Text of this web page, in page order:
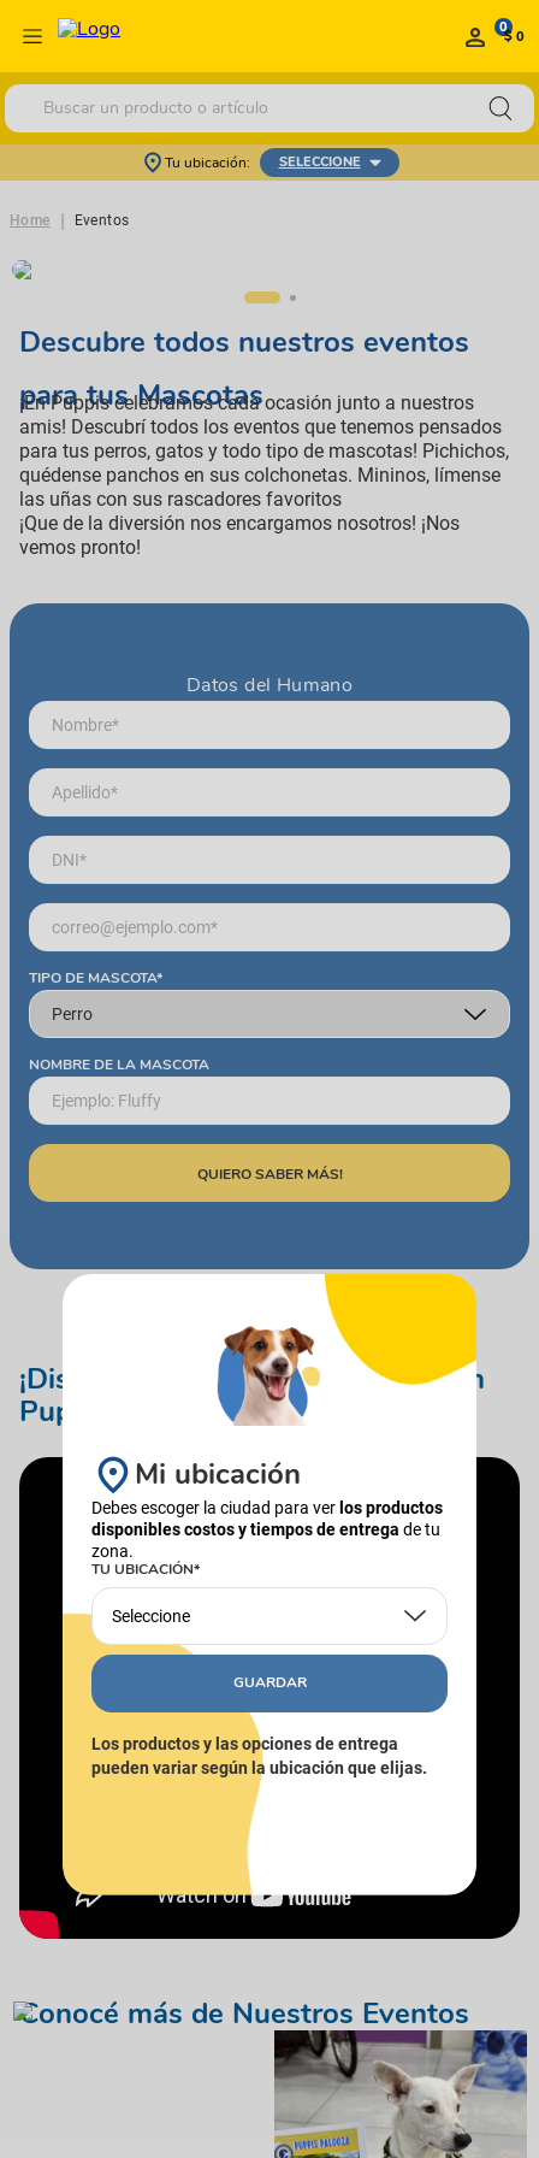
0$ 0
Buscar un producto o artículo
Tu ubicación: SELECCIONE
Home | Eventos
Descubre todos nuestros eventos
para tus Mascotas
¡En Puppis celebramos cada ocasión junto a nuestros
amis! Descubrí todos los eventos que tenemos pensados
para tus perros, gatos y todo tipo de mascotas! Pichichos,
quédense panchos en sus colchonetas. Mininos, límense
las uñas con sus rascadores favoritos
¡Que de la diversión nos encargamos nosotros! ¡Nos
vemos pronto!
Datos del Humano
TIPO DE MASCOTA*
NOMBRE DE LA MASCOTA
QUIERO SABER MÁS!
¡Disfruta de eventos en familia con
Puppis!
Conocé más de Nuestros Eventos
Mi ubicación
Debes escoger la ciudad para verlos productos
disponibles costos y tiempos de entrega de tu
zona.
TU UBICACIÓN*
Seleccione
GUARDAR
Los productos y las opciones de entrega
pueden variar según la ubicación que elijas.